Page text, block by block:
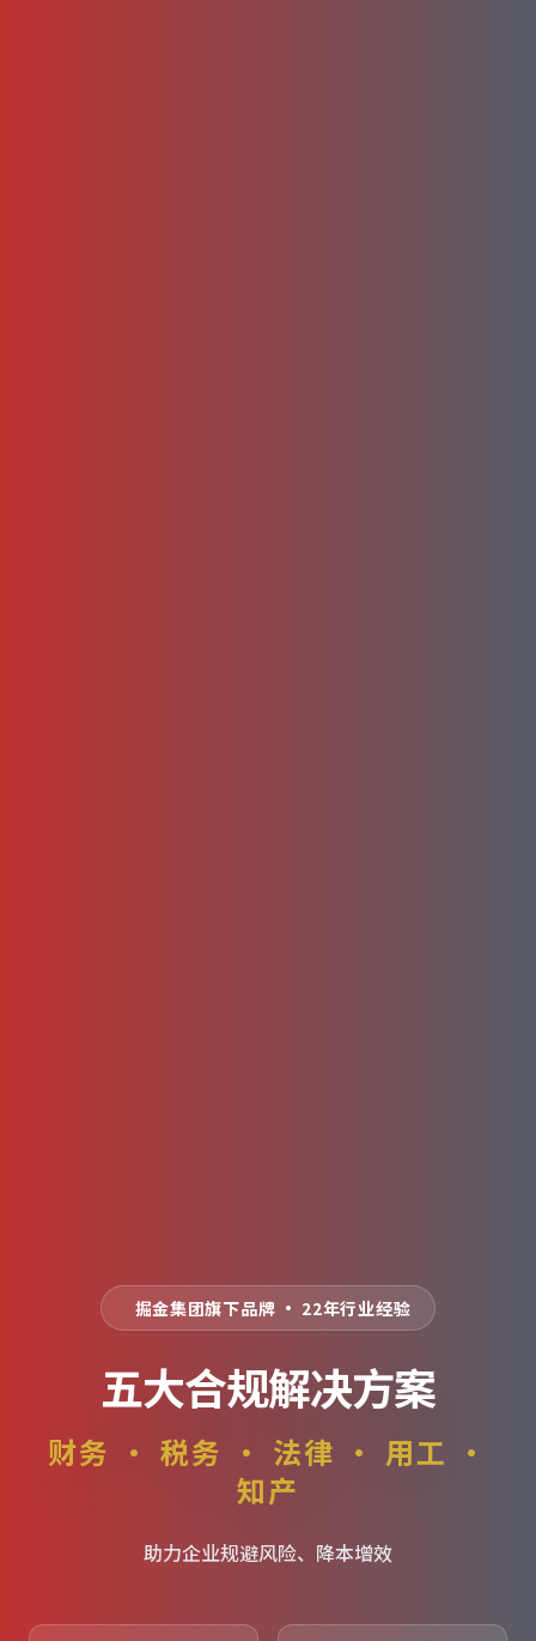
掘金集团旗下品牌 · 22年行业经验
五大合规解决方案
财务 · 税务 · 法律 · 用工 ·
知产
助力企业规避风险、降本增效